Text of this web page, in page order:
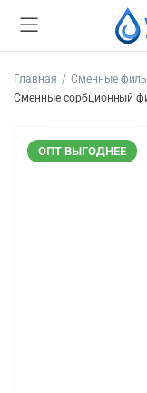
Главная Сменные
Сменные сорбционный
ОПТ ВЫГОДНЕЕ